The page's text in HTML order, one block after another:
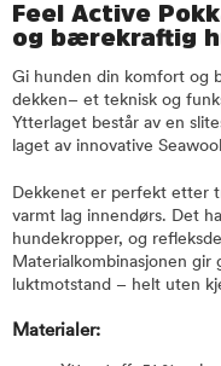
Feel Active
og bærekraftig
Gi hunden din komfort og
dekken– et teknisk og
Ytterlaget består av en
laget av innovative
Dekkenet er perfekt etter
varmt lag innendørs. Det
hundekropper, og
Materialkombinasjonen
luktmotstand – helt uten
Materialer: